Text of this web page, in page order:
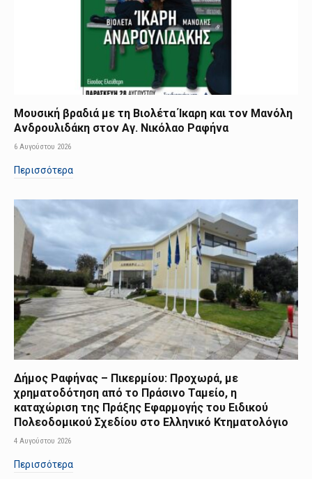
Μουσική βραδιά με τη Βιολέτα Ίκαρη και τον Μανόλη
Ανδρουλιδάκη στον Αγ. Νικόλαο Ραφήνα
6 Αυγούστου 2026
Περισσότερα
Δήμος Ραφήνας – Πικερμίου: Προχωρά, με
χρηματοδότηση από το Πράσινο Ταμείο, η
καταχώριση της Πράξης Εφαρμογής του Ειδικού
Πολεοδομικού Σχεδίου στο Ελληνικό Κτηματολόγιο
4 Αυγούστου 2026
Περισσότερα